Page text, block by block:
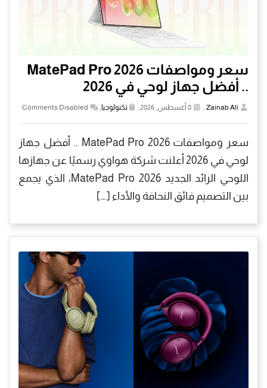
سعر ومواصفات MatePad Pro 2026
.. أفضل جهاز لوحي في 2026
Zainab Ali
, تكنولوجيا,
Comments Disabled
سعر ومواصفات MatePad Pro 2026 .. أفضل جهاز
لوحي في 2026 أعلنت شركة هواوي رسميًا عن جهازها
اللوحي الرائد الجديد MatePad Pro 2026، الذي يجمع
بين التصميم فائق النحافة والأداء […]